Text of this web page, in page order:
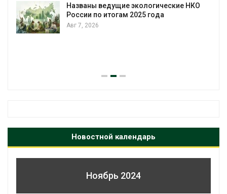
экологические НКО
2025 года
воды
Авг 6, 2026
Новостной календарь
Ноябрь 2024